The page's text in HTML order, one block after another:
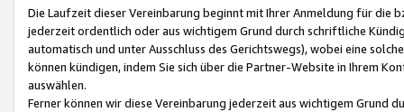
Die Laufzeit dieser Vereinbarung beginnt mit Ihrer Anmeldung für die
jederzeit ordentlich oder aus wichtigem Grund durch schriftliche
automatisch und unter Ausschluss des Gerichtswegs), wobei eine
können kündigen, indem Sie sich über die Partner-Website in Ihrem
auswählen.
Ferner können wir diese Vereinbarung jederzeit aus wichtigem Grund